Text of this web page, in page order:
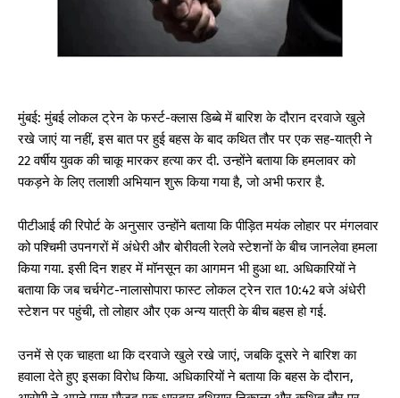
मुंबई: मुंबई लोकल ट्रेन के फर्स्ट-क्लास डिब्बे में बारिश के दौरान दरवाजे खुले
रखे जाएं या नहीं, इस बात पर हुई बहस के बाद कथित तौर पर एक सह-यात्री ने
22 वर्षीय युवक की चाकू मारकर हत्या कर दी. उन्होंने बताया कि हमलावर को
पकड़ने के लिए तलाशी अभियान शुरू किया गया है, जो अभी फरार है.
पीटीआई की रिपोर्ट के अनुसार उन्होंने बताया कि पीड़ित मयंक लोहार पर मंगलवार
को पश्चिमी उपनगरों में अंधेरी और बोरीवली रेलवे स्टेशनों के बीच जानलेवा हमला
किया गया. इसी दिन शहर में मॉनसून का आगमन भी हुआ था. अधिकारियों ने
बताया कि जब चर्चगेट-नालासोपारा फास्ट लोकल ट्रेन रात 10:42 बजे अंधेरी
स्टेशन पर पहुंची, तो लोहार और एक अन्य यात्री के बीच बहस हो गई.
उनमें से एक चाहता था कि दरवाजे खुले रखे जाएं, जबकि दूसरे ने बारिश का
हवाला देते हुए इसका विरोध किया. अधिकारियों ने बताया कि बहस के दौरान,